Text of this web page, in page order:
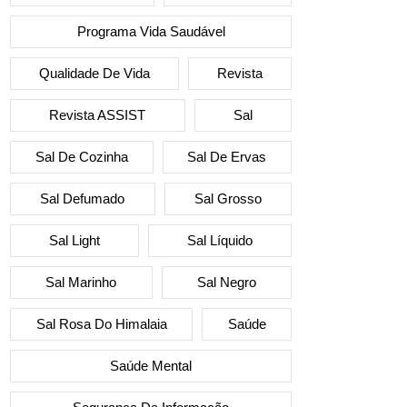
Programa Vida Saudável
Qualidade De Vida Revista
Revista ASSIST Sal
Sal De Cozinha Sal De Ervas
Sal Defumado Sal Grosso
Sal Light Sal Líquido
Sal Marinho Sal Negro
Sal Rosa Do Himalaia Saúde
Saúde Mental